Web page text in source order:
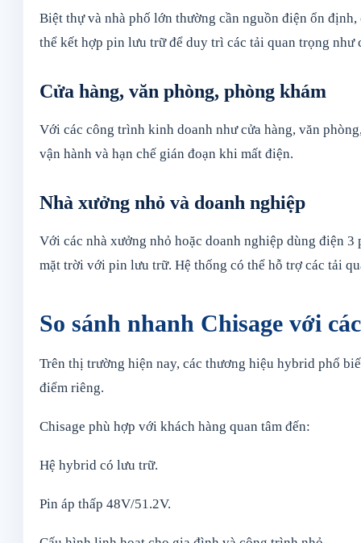
Biệt thự và nhà phố lớn thường cần nguồn điện ổn
thể kết hợp pin lưu trữ để duy trì các tải quan trọng như
Cửa hàng, văn phòng, phòng khám
Với các công trình kinh doanh như cửa hàng, văn
vận hành và hạn chế gián đoạn khi mất điện.
Nhà xưởng nhỏ và doanh nghiệp
Với các nhà xưởng nhỏ hoặc doanh nghiệp dùng điện
mặt trời với pin lưu trữ. Hệ thống có thể hỗ trợ các tải
So sánh nhanh Chisage với
Trên thị trường hiện nay, các thương hiệu hybrid phổ
điểm riêng.
Chisage phù hợp với khách hàng quan tâm đến:
Hệ hybrid có lưu trữ.
Pin áp thấp 48V/51.2V.